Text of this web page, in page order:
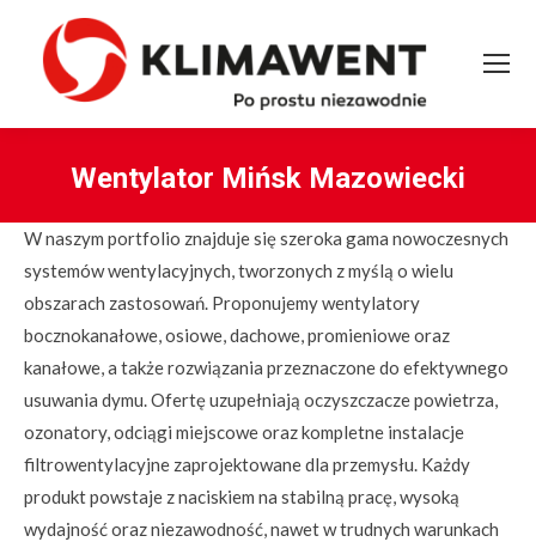
Wentylator Mińsk Mazowiecki
W naszym portfolio znajduje się szeroka gama nowoczesnych
systemów wentylacyjnych, tworzonych z myślą o wielu
obszarach zastosowań. Proponujemy wentylatory
bocznokanałowe, osiowe, dachowe, promieniowe oraz
kanałowe, a także rozwiązania przeznaczone do efektywnego
usuwania dymu. Ofertę uzupełniają oczyszczacze powietrza,
ozonatory, odciągi miejscowe oraz kompletne instalacje
filtrowentylacyjne zaprojektowane dla przemysłu. Każdy
produkt powstaje z naciskiem na stabilną pracę, wysoką
wydajność oraz niezawodność, nawet w trudnych warunkach